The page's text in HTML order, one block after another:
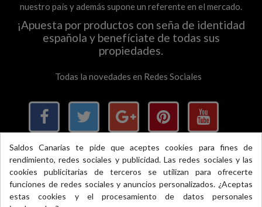
nuestro país y además supone un referente en el mercado.
¡Apuesta por productos con seña de identidad
española y benefíciate de todas sus
propiedades.
Todas la novedades en Redes Sociales
Pago 100% seguro, si llevas móvil, llevas Bizum
×
Saldos Canarias te pide que aceptes cookies para fines de
rendimiento, redes sociales y publicidad. Las redes sociales y las
cookies publicitarias de terceros se utilizan para ofrecerte
funciones de redes sociales y anuncios personalizados. ¿Aceptas
estas cookies y el procesamiento de datos personales